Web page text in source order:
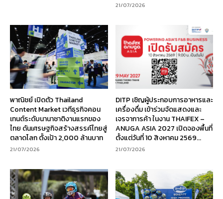
21/07/2026
พาณิชย์ เปิดตัว Thailand
Content Market เวทีธุรกิจคอน
เทนต์ระดับนานาชาติงานแรกของ
ไทย ดันเศรษฐกิจสร้างสรรค์ไทยสู่
ตลาดโลก ตั้งเป้า 2,000 ล้านบาท
21/07/2026
DITP เชิญผู้ประกอบการอาหารและ
เครื่องดื่ม เข้าร่วมจัดแสดงและ
เจรจาการค้า ในงาน THAIFEX –
ANUGA ASIA 2027 เปิดจองพื้นที่
ตั้งแต่วันที่ 10 สิงหาคม 2569...
21/07/2026